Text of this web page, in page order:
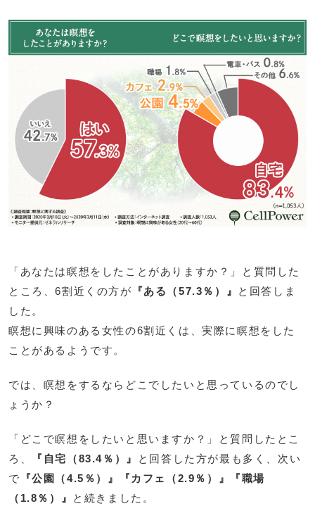
「あなたは瞑想をしたことがありますか？」と質問した
ところ、6割近くの方が 『ある（57.3％）』
と回答しま
した。
瞑想に興味のある女性の6割近くは、実際に瞑想をした
ことがあるようです。
では、瞑想をするならどこでしたいと思っているのでし
ょうか？
「どこで瞑想をしたいと思いますか？」と質問したとこ
ろ、
『自宅（83.4％）』
と回答した方が最も多く、次い
で 『公園（4.5％）』『カフェ（2.9％）』『職場
（1.8％）』
と続きました。